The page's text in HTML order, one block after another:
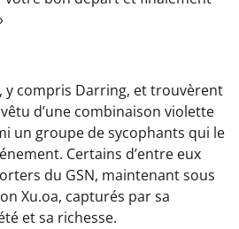
y compris Darring, et trouvèrent
vêtu d’une combinaison violette
un groupe de sycophants qui le
Certains d’entre eux
du GSN, maintenant sous
Xu.oa, capturés par sa
et sa richesse.